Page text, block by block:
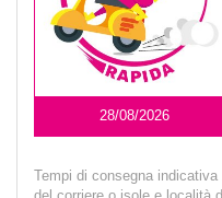
28/08/2026
Tempi di consegna